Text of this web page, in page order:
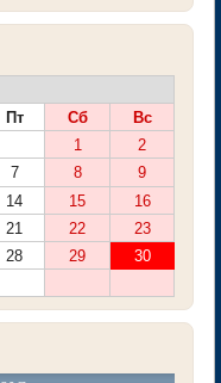
Пт Сб
Вс
1
2
7 8
9
14 15
16
21 22
23
28 29
30